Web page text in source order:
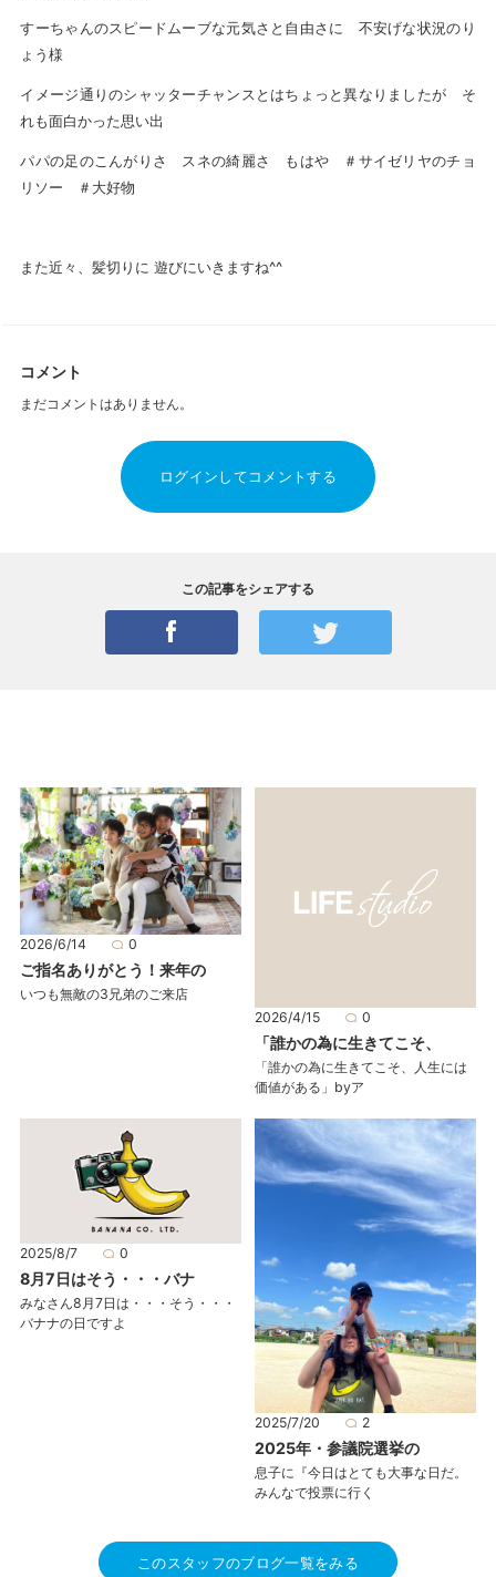
すーちゃんのスピードムーブな元気さと自由さに 不安げな状況のり
ょう様
イメージ通りのシャッターチャンスとはちょっと異なりましたが そ
れも面白かった思い出
パパの足のこんがりさ スネの綺麗さ もはや ＃サイゼリヤのチョ
リソー ＃大好物
また近々、髪切りに 遊びにいきますね^^
コメント
まだコメントはありません。
ログインしてコメントする
この記事をシェアする
2026/6/14 0
ご指名ありがとう！来年の
いつも無敵の3兄弟のご来店
2026/4/15
0
「誰かの為に生きてこそ、
「誰かの為に生きてこそ、人生には
価値がある」byア
2025/8/7 0
8月7日はそう・・・バナ
みなさん8月7日は・・・そう・・・
バナナの日ですよ
2025/7/20 2
2025年・参議院選挙の
息子に『今日はとても大事な日だ。
みんなで投票に行く
このスタッフのブログ一覧をみる